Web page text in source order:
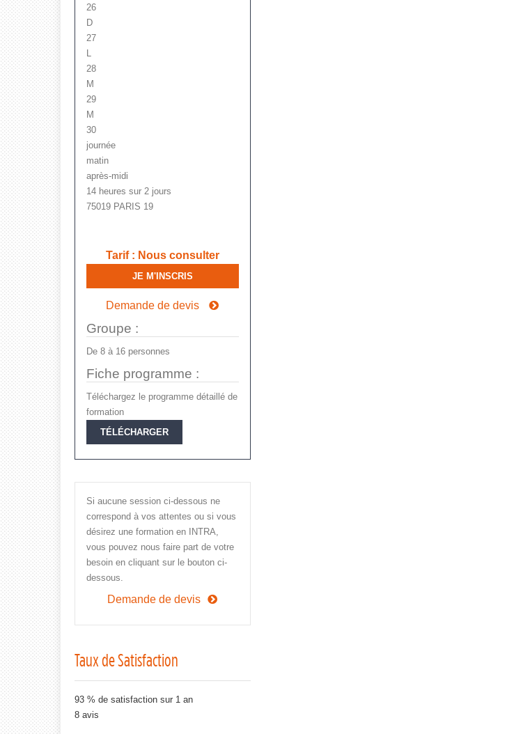
26
D
27
L
28
M
29
M
30
journée
matin
après-midi
14 heures sur 2 jours
75019 PARIS 19
Tarif: Nous consulter
JE M'INSCRIS
Demande de devis
Groupe :
De 8 à 16 personnes
Fiche programme :
Téléchargez le programme détaillé de
formation
TÉLÉCHARGER
Si aucune session ci-dessous ne
correspond à vos attentes ou si vous
désirez une formation en INTRA,
vous pouvez nous faire part de votre
besoin en cliquant sur le bouton ci-
dessous.
Demande de devis
Taux de Satisfaction
93 % de satisfaction sur 1 an
8 avis